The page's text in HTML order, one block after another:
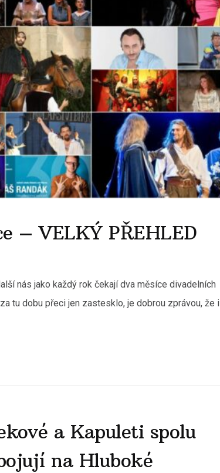
– VELKÝ PŘEHLED
nás jako každý rok čekají dva měsíce divadelních
tu dobu přeci jen zastesklo, je dobrou zprávou, že i
a Kapuleti spolu
na Hluboké